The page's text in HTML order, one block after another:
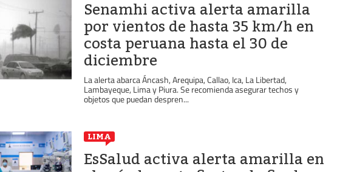
Senamhi activa alerta amarilla
por vientos de hasta 35 km/h en
costa peruana hasta el 30 de
diciembre
La alerta abarca Áncash, Arequipa, Callao, Ica, La Libertad,
Lambayeque, Lima y Piura. Se recomienda asegurar techos y
objetos que puedan despren...
LIMA
EsSalud activa alerta amarilla en